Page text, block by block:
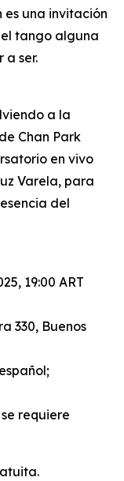
es una invitación
tango alguna
a ser.
a la
Chan Park
en vivo
Varela, para
del
19:00 ART
330, Buenos
requiere